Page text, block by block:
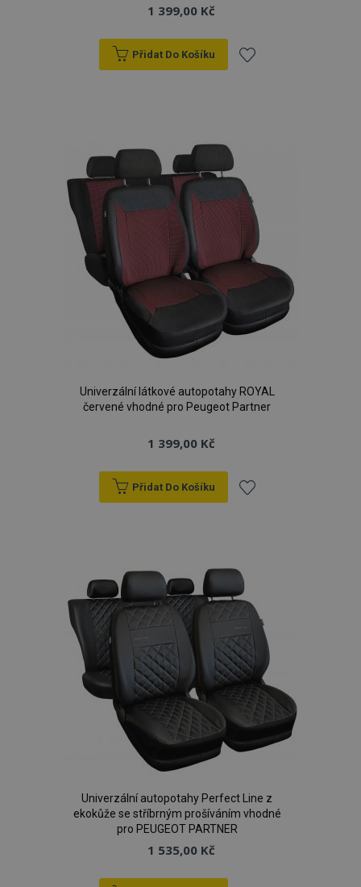
1 399,00 Kč
Přidat Do Košíku
Univerzální látkové autopotahy ROYAL
červené vhodné pro Peugeot Partner
1 399,00 Kč
Přidat Do Košíku
oblíbeným
Univerzální autopotahy Perfect Line z
ekokůže se stříbrným prošíváním vhodné
pro PEUGEOT PARTNER
1 535,00 Kč